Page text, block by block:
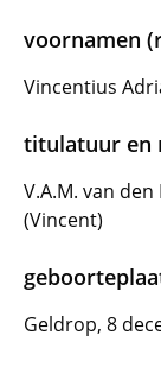
voornamen
Vincentius
titulatuur en
V.A.M. van
(Vincent)
Geldrop, 8